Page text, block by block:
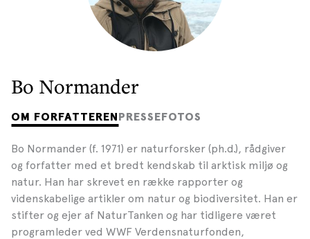
Bo Normander
OM FORFATTERENPRESSEFOTOS
Bo Normander (f. 1971) er naturforsker (ph.d.), rådgiver
og forfatter med et bredt kendskab til arktisk miljø og
natur. Han har skrevet en række rapporter og
videnskabelige artikler om natur og biodiversitet. Han er
stifter og ejer af NaturTanken og har tidligere været
programleder ved WWF Verdensnaturfonden,